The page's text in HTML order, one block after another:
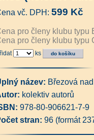
starých pohlednic
- Album starých
starých pohlednic -
Album starých pohlednic -
- Šumpersko,
Album starých pohlednic -
starých pohlednic -
starých pohlednic -
starých pohlednic -
starých pohlednic -
starých pohlednic -
Antikvariát - Karlovy Vary a
vč. DPH: 599 Kč
pro členy klubu typu
pro členy klubu typu
ks
název: Březová
kolektiv autorů
978-80-906621-7-9
stran: 96 (formát